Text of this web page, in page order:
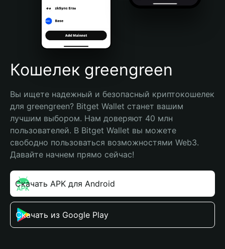
Português (Brasil)
Español (Argentina)
Кошелек greengreen
Вы ищете надежный и безопасный криптокошелек
для greengreen? Bitget Wallet станет вашим
лучшим выбором. Нам доверяют 40 млн
пользователей. В Bitget Wallet вы можете
свободно пользоваться возможностями Web3.
Давайте начнем прямо сейчас!
Скачать APK для Android
Скачать из Google Play